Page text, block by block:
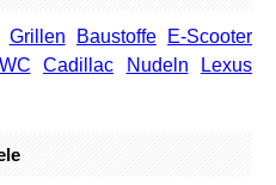
Grillen Baustoffe
E-Scooter
WC Cadillac Nudeln
Lexus